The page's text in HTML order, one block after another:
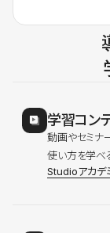
学習コン
動画やセミナ
使い方を学べ
Studioアカデ